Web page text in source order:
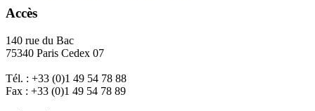
Accès
140 rue du Bac
75340 Paris Cedex 07
Tél. : +33 (0)1 49 54 78 88
Fax : +33 (0)1 49 54 78 89